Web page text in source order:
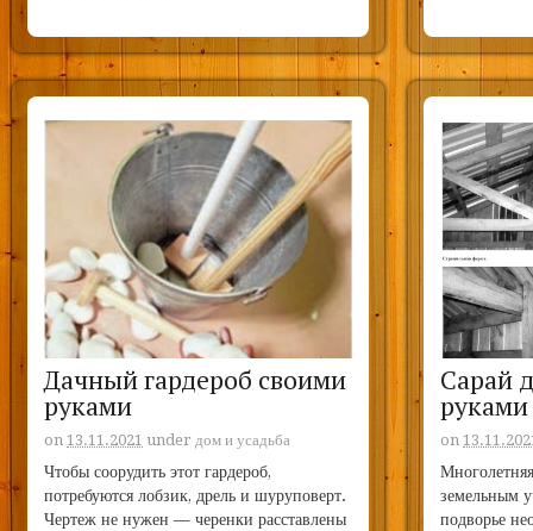
Дачный гардероб своими
руками
on13.11.2021 underдом и усадьба
Чтобы соорудить этот гардероб,
потребуются лобзик, дрель и шуруповерт.
Чертеж не нужен — черенки расставлены
Сарай
руками
on
земельным
подворье